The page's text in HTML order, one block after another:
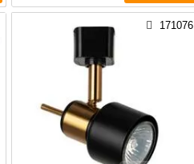
171076